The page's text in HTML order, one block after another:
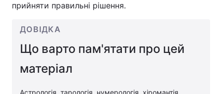
прийняти правильні рішення.
ДОВІДКА
Що варто пам'ятати про цей
матеріал
Астрологія, тарологія, нумерологія, хіромантія,